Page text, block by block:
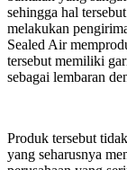
sehingga hal
melakukan
Sealed Air
tersebut memiliki
sebagai lembaran
Produk tersebut
yang seharusnya